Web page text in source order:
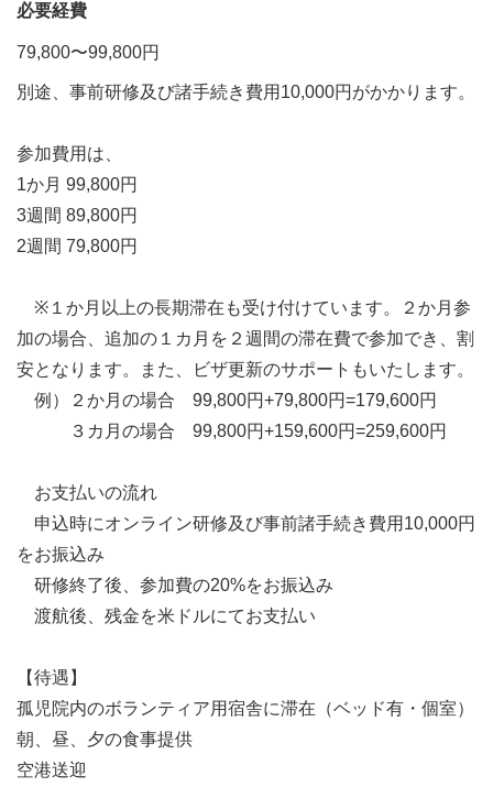
必要経費
79,800〜99,800円
別途、事前研修及び諸手続き費用10,000円がかかります。
参加費用は、
1か月 99,800円
3週間 89,800円
2週間 79,800円
※１か月以上の長期滞在も受け付けています。２か月参
加の場合、追加の１カ月を２週間の滞在費で参加でき、割
安となります。また、ビザ更新のサポートもいたします。
例）２か月の場合 99,800円+79,800円=179,600円
３カ月の場合 99,800円+159,600円=259,600円
お支払いの流れ
申込時にオンライン研修及び事前諸手続き費用10,000円
をお振込み
研修終了後、参加費の20%をお振込み
渡航後、残金を米ドルにてお支払い
【待遇】
孤児院内のボランティア用宿舎に滞在（ベッド有・個室）
朝、昼、夕の食事提供
空港送迎